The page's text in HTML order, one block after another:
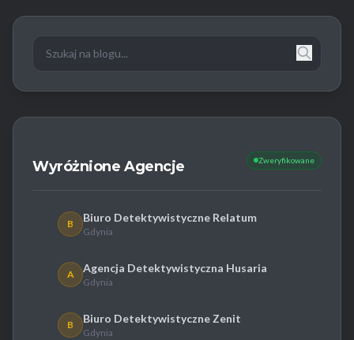
Wyróżnione Agencje Zweryfikowane
B Biuro Detektywistyczne Relatum
Gdynia
A Agencja Detektywistyczna Husaria
Gdynia
B Biuro Detektywistyczne Zenit
Gdynia